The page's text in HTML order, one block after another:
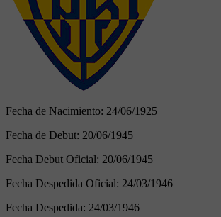
Fecha de Nacimiento: 24/06/1925
Fecha de Debut: 20/06/1945
Fecha Debut Oficial: 20/06/1945
Fecha Despedida Oficial: 24/03/1946
Fecha Despedida: 24/03/1946